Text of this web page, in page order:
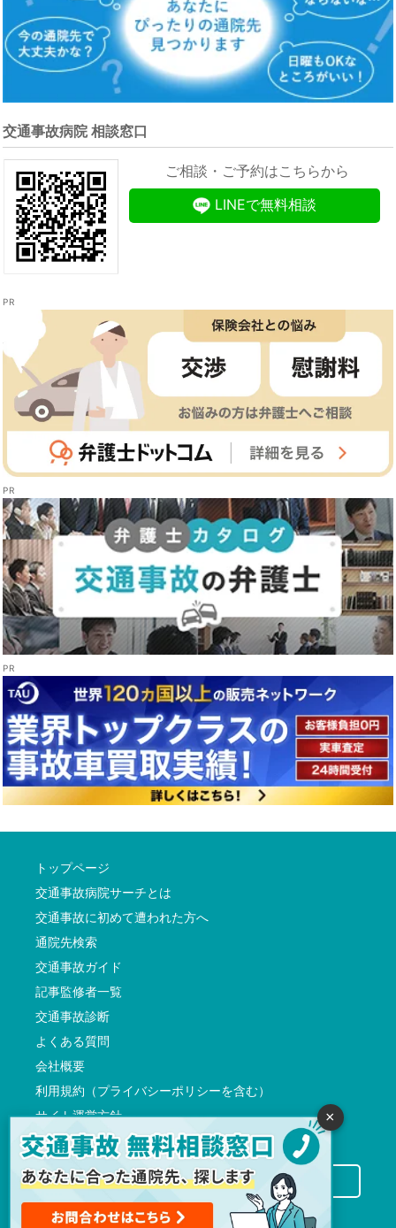
交通事故病院 相談窓口
ご相談・ご予約はこちらから
LINEで無料相談
トップページ
交通事故病院サーチとは
交通事故に初めて遭われた方へ
通院先検索
交通事故ガイド
記事監修者一覧
交通事故診断
よくある質問
会社概要
利用規約（プライバシーポリシーを含む）
サイト運営方針
反社会的勢力に対する基本方針
交通事故病院サーチに掲載希望の先生方へ
×